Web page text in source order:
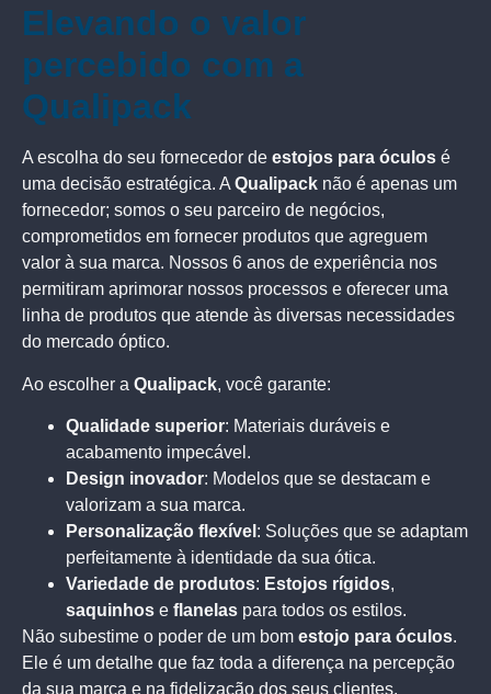
Elevando o valor
percebido com a
Qualipack
A escolha do seu fornecedor de estojos para óculos é
uma decisão estratégica. A Qualipack não é apenas um
fornecedor; somos o seu parceiro de negócios,
comprometidos em fornecer produtos que agreguem
valor à sua marca. Nossos 6 anos de experiência nos
permitiram aprimorar nossos processos e oferecer uma
linha de produtos que atende às diversas necessidades
do mercado óptico.
Ao escolher a Qualipack, você garante:
Qualidade superior: Materiais duráveis e
acabamento impecável.
Design inovador: Modelos que se destacam e
valorizam a sua marca.
Personalização flexível : Soluções que se adaptam
perfeitamente à identidade da sua ótica.
Variedade de produtos: Estojos rígidos,
saquinhos e flanelas para todos os estilos.
Não subestime o poder de um bom estojo para óculos.
Ele é um detalhe que faz toda a diferença na percepção
da sua marca e na fidelização dos seus clientes.